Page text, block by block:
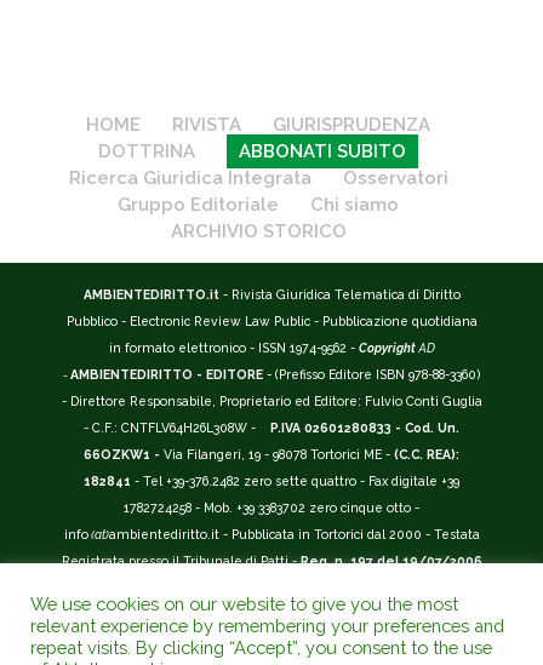
HOME RIVISTA
GIURISPRUDENZA
DOTTRINA
ABBONATI SUBITO
Ricerca Giuridica Integrata
Osservatori
Gruppo Editoriale
Chi siamo
ARCHIVIO STORICO
AMBIENTEDIRITTO.it - Rivista Giuridica Telematica di Diritto
Pubblico - Electronic Review Law Public - Pubblicazione quotidiana
in formato elettronico - ISSN 1974-9562 - Copyright AD
-AMBIENTEDIRITTO - EDITORE - (Prefisso Editore ISBN 978-88-3360)
- Direttore Responsabile, Proprietario ed Editore: Fulvio Conti Guglia
- C.F.: CNTFLV64H26L308W -
P.IVA 02601280833 - Cod. Un.
66OZKW1 - Via Filangeri, 19 - 98078 Tortorici ME - (C.C. REA):
182841 - Tel +39-376.2482 zero sette quattro - Fax digitale +39
1782724258 - Mob. +39 3383702 zero cinque otto -
info(at)ambientediritto.it - Pubblicata in Tortorici dal 2000 - Testata
Registrata presso il Tribunale di Patti -Reg. n. 197 del 19/07/2006
__________
La Rivista Giuridica AMBIENTEDIRITTO.IT ISSN 1974-9562
We use cookies on our website to give you the most
relevant experience by remembering your preferences and
repeat visits. By clicking “Accept”, you consent to the use